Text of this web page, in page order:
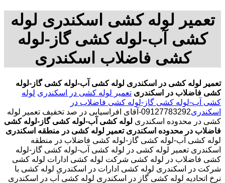
تعمیر لوله کشی اسکندری لوله
کشی آب-لوله کشی گاز-لوله
کشی فاضلاب اسکندری
تعمیر لوله کشی در اسکندری لوله کشی آب-لوله کشی گاز-لوله
کشی فاضلاب در اسکندری تعمیر لوله کشی در اسکندری لوله
کشی آب-لوله کشی گاز-لوله کشی فاضلاب در
اسکندری
09127783292-آقای افراسیابی در صد تخفیف تعمیر لوله
کشی در محدوده اسکندری لوله کشی آب-لوله کشی گاز-لوله کشی
فاضلاب در محدوده اسکندری تعمیر لوله کشی در منطقه اسکندری
لوله کشی آب-لوله کشی گاز-لوله کشی فاضلاب در منطقه
اسکندری تعمیر لوله کشی در لوله کشی آب-لوله کشی گاز-لوله
کشی فاضلاب در لوله کشی شرکت لوله کشی ادارات لوله کشی
شرکت در اسکندری لوله کشی ادارات در اسکندری لوله کشی با
نرخ اتحادیه لوله کشی گاز در اسکندری لوله کشی آب در اسکندری